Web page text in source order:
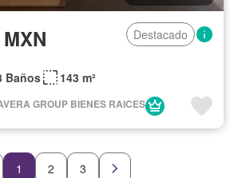
Destacado
Baños 143 m²
GROUP BIENES RAICES
1 2 3